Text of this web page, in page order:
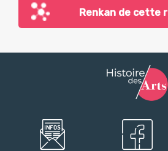
Renkan de cette